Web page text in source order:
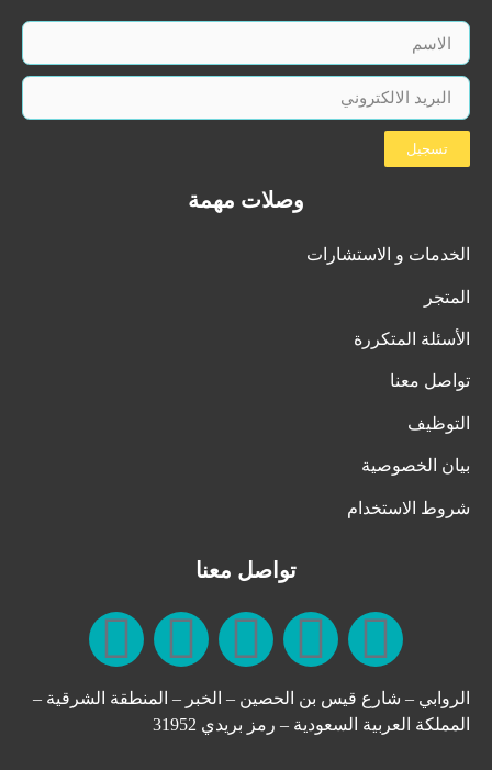
تسجيل
وصلات مهمة
الخدمات و الاستشارات
المتجر
الأسئلة المتكررة
تواصل معنا
التوظيف
بيان الخصوصية
شروط الاستخدام
تواصل معنا
الروابي – شارع قيس بن الحصين – الخبر – المنطقة الشرقية –
المملكة العربية السعودية – رمز بريدي 31952